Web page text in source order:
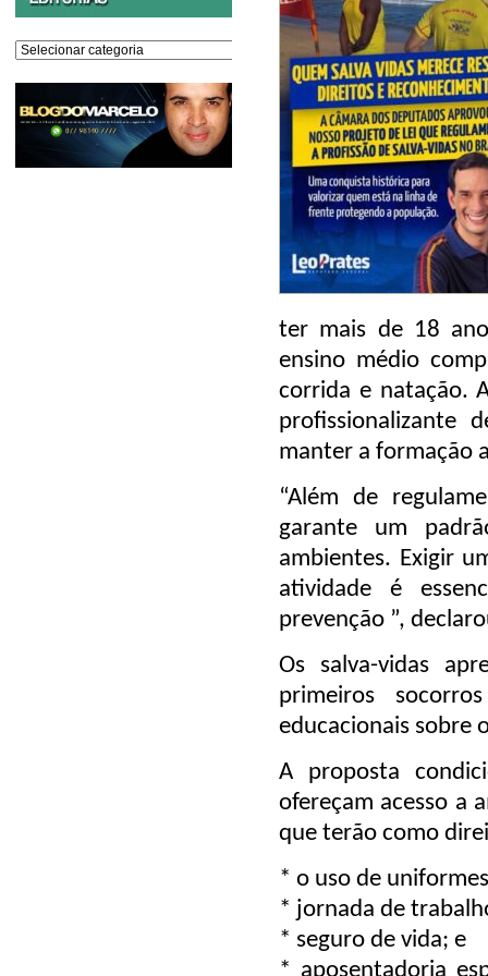
Editorias
ter mais de 18
ensino médio
corrida e natação.
profissionalizante
manter a formação
“Além de
garante um
ambientes. Exigir
atividade é
prevenção ”,
Os salva-vidas
primeiros
educacionais sobre
A proposta
ofereçam acesso a
que terão como
* o uso de
* jornada de
* seguro de vida; e